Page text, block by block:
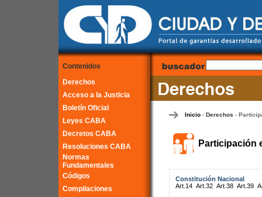
Contenidos
Derechos
Acceso a la Justicia
Boletín Oficial
Leyes CABA
Decretos CABA
Resoluciones CABA
Normas
Fundamentales
Códigos
Compilaciones
Inicio- Derechos -
Participación
Constitución Nacional
Art.14 Art.32 Art.38 Art.39